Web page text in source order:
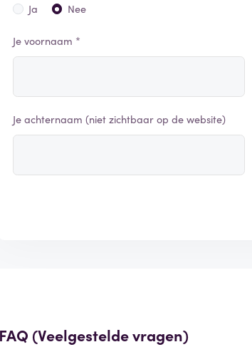
Ja
Nee
Je voornaam *
Je achternaam (niet zichtbaar op de website)
FAQ (Veelgestelde vragen)